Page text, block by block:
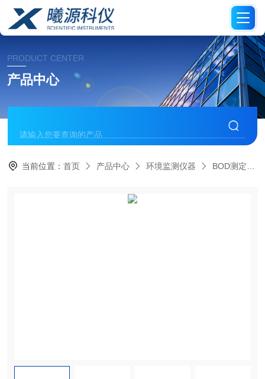
PRODUCT CENTER
产品中心
当前位置：首页 产品中心 环境监测仪器 BOD测定仪